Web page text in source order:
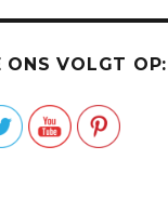
ONS VOLGT OP: